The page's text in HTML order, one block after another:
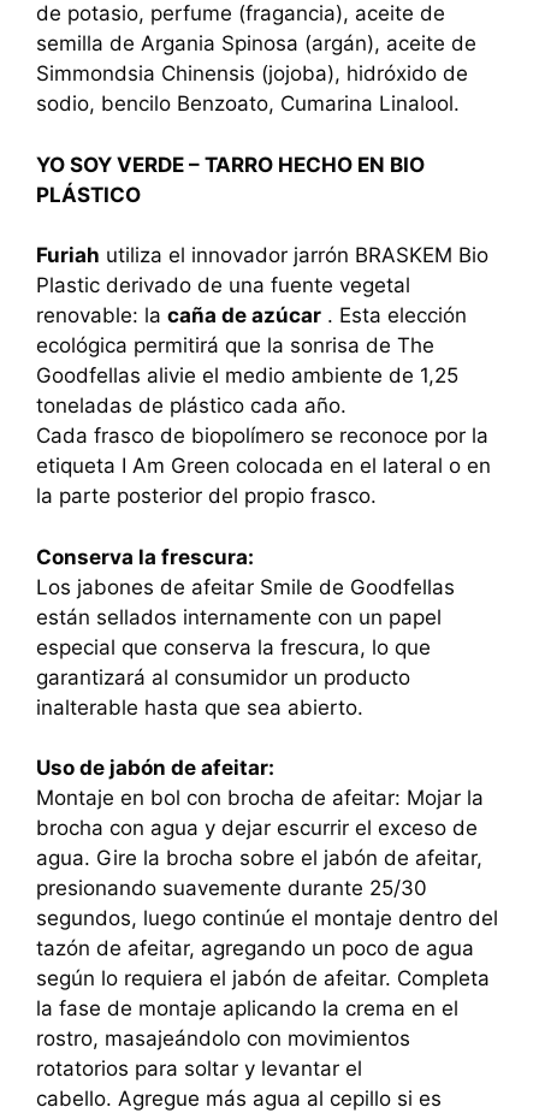
de potasio, perfume (fragancia), aceite de
semilla de Argania Spinosa (argán), aceite de
Simmondsia Chinensis (jojoba), hidróxido de
sodio, bencilo Benzoato, Cumarina Linalool.
YO SOY VERDE – TARRO HECHO EN BIO
PLÁSTICO
Furiah utiliza el innovador jarrón BRASKEM Bio
Plastic derivado de una fuente vegetal
renovable: la caña de azúcar . Esta elección
ecológica permitirá que la sonrisa de The
Goodfellas alivie el medio ambiente de 1,25
toneladas de plástico cada año.
Cada frasco de biopolímero se reconoce por la
etiqueta I Am Green colocada en el lateral o en
la parte posterior del propio frasco.
Conserva la frescura:
Los jabones de afeitar Smile de Goodfellas
están sellados internamente con un papel
especial que conserva la frescura, lo que
garantizará al consumidor un producto
inalterable hasta que sea abierto.
Uso de jabón de afeitar:
Montaje en bol con brocha de afeitar: Mojar la
brocha con agua y dejar escurrir el exceso de
agua. Gire la brocha sobre el jabón de afeitar,
presionando suavemente durante 25/30
segundos, luego continúe el montaje dentro del
tazón de afeitar, agregando un poco de agua
según lo requiera el jabón de afeitar. Completa
la fase de montaje aplicando la crema en el
rostro, masajeándolo con movimientos
rotatorios para soltar y levantar el
cabello. Agregue más agua al cepillo si es